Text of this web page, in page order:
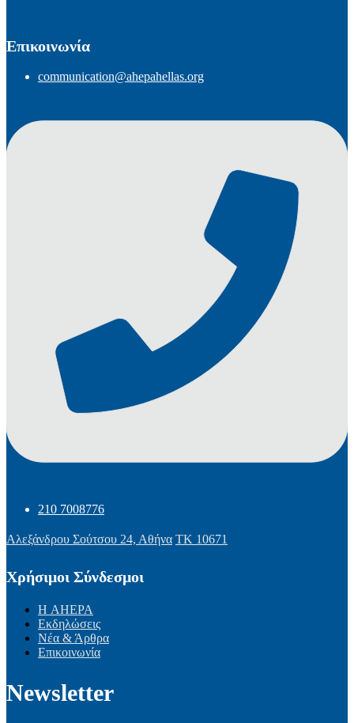
Επικοινωνία
communication@ahepahellas.org
210 7008776
Αλεξάνδρου Σούτσου 24, Αθήνα ΤΚ 10671
Χρήσιμοι Σύνδεσμοι
Η AHEPA
Εκδηλώσεις
Νέα & Άρθρα
Επικοινωνία
Newsletter